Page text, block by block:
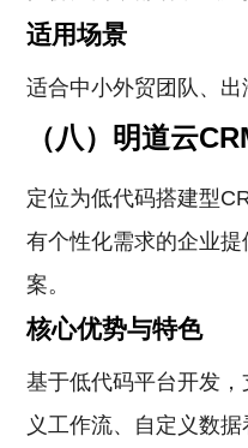
适用场景
适合中小外贸团队、出
（八）明道云
定位为低代码搭建型
有个性化需求的企业
案。
核心优势与特色
基于低代码平台开发
义工作流、自定义数